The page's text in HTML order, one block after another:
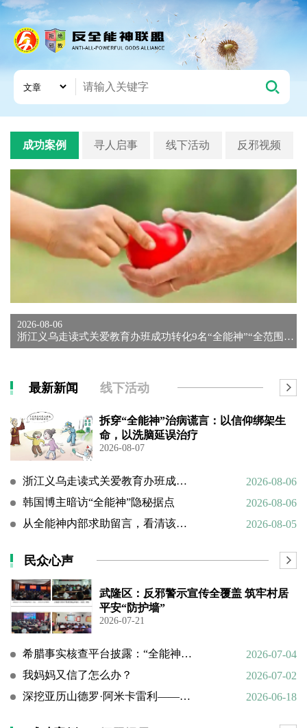
成功案例 寻人启事 线下活动 反邪视频
2026-08-06
浙江义乌走读式关爱教育办班成功转化9名“全能神”“全范围教会...
最新新闻 线下活动
拆穿“全能神”治病谎言：以信仰绑架生
命，以洗脑延误治疗
2026-08-07
浙江义乌走读式关爱教育办班成功转化9名“全能神”“全范围教会”等邪教人员
2026-08-06
韩国博主暗访“全能神”隐秘据点
2026-08-06
从全能神内部求助留言，看清该邪教扭曲的相处环境与常态化的精神 PUA
2026-08-05
民众心声
武隆区：反邪警示宣传全覆盖 筑牢村居
平安“防护墙”
2026-07-21
希腊事实核查平台披露：“全能神”邪教借AI技术向欧洲渗透
2026-07-04
我妈妈又信了怎么办？
2026-07-02
深挖亚历山德罗·阿米卡雷利——一个邪教组织的国际帮凶
2026-06-18